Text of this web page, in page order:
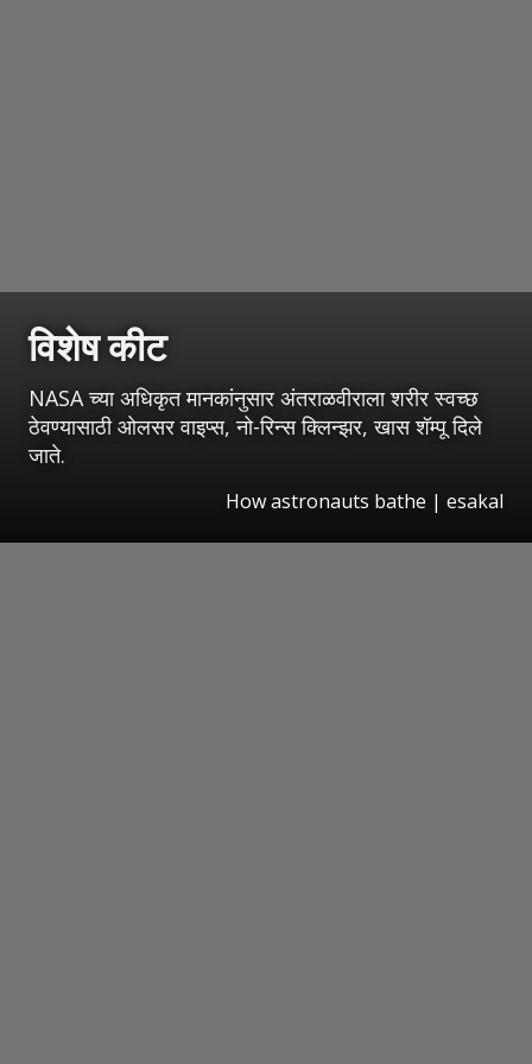
विशेष कीट
NASA च्या अधिकृत मानकांनुसार अंतराळवीराला शरीर स्वच्छ
ठेवण्यासाठी ओलसर वाइप्स, नो-रिन्स क्लिन्झर, खास शॅम्पू दिले
जाते.
How astronauts bathe | esakal